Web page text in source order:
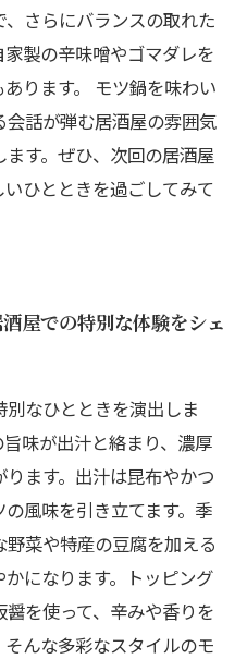
さらにバランスの取れた
製の辛味噌やゴマダレを
ります。 モツ鍋を味わい
話が弾む居酒屋の雰囲気
す。ぜひ、次回の居酒屋
ひとときを過ごしてみて
屋での特別な体験をシェ
なひとときを演出しま
味が出汁と絡まり、濃厚
ます。出汁は昆布やかつ
風味を引き立てます。季
菜や特産の豆腐を加える
になります。トッピング
を使って、辛みや香りを
んな多彩なスタイルのモ